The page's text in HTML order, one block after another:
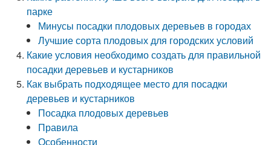
парке
Минусы посадки плодовых деревьев в городах
Лучшие сорта плодовых для городских условий
Какие условия необходимо создать для правильной
посадки деревьев и кустарников
Как выбрать подходящее место для посадки
деревьев и кустарников
Посадка плодовых деревьев
Правила
Особенности